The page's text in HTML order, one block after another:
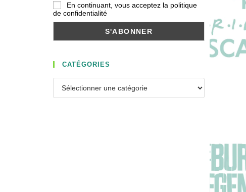
En continuant, vous acceptez la politique
de confidentialité
CATÉGORIES